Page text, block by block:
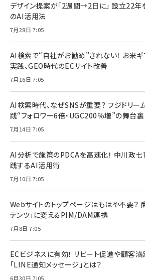
デザイン提案が「2週間→2日に」 設立22
のAI活用法
7月28日 7:05
AI検索で“自社がお勧め”されない！ お米
実践、GEO時代のECサイト改善
7月16日 7:05
AI検索時代、なぜSNSが重要？ フジドリー
践“フォロワー6倍・UGC200％増”の舞台裏
7月14日 7:05
AI分析で施策のPDCAを高速化！ 中川政
践するAI活用術
7月10日 7:05
Webサイトのトップページはもはや不要？
テンツ」に変えるPIM/DAM連携
7月8日 7:05
ECビジネスに有効！ リピート促進や顧客
「LINE通知メッセージ」とは？
6月30日 7:05